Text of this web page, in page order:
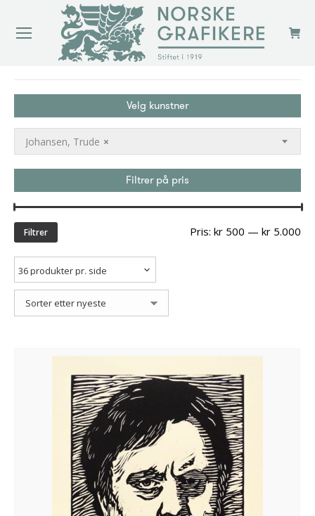
Velg kunstner
×
Johansen, Trude
Filtrer på pris
Filtrer Pris: kr 500 — kr 5.000